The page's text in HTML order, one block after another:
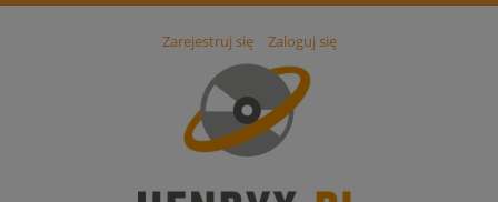
Zarejestruj się Zaloguj się